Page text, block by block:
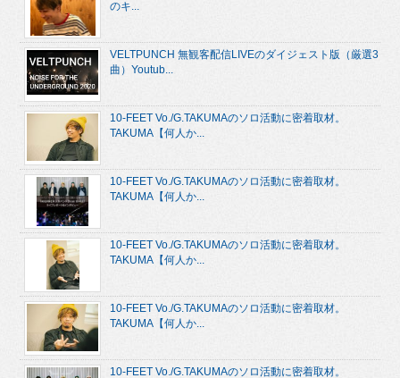
のキ...
VELTPUNCH 無観客配信LIVEのダイジェスト版（厳選3
曲）Youtub...
10-FEET Vo./G.TAKUMAのソロ活動に密着取材。
TAKUMA【何人か...
10-FEET Vo./G.TAKUMAのソロ活動に密着取材。
TAKUMA【何人か...
10-FEET Vo./G.TAKUMAのソロ活動に密着取材。
TAKUMA【何人か...
10-FEET Vo./G.TAKUMAのソロ活動に密着取材。
TAKUMA【何人か...
10-FEET Vo./G.TAKUMAのソロ活動に密着取材。